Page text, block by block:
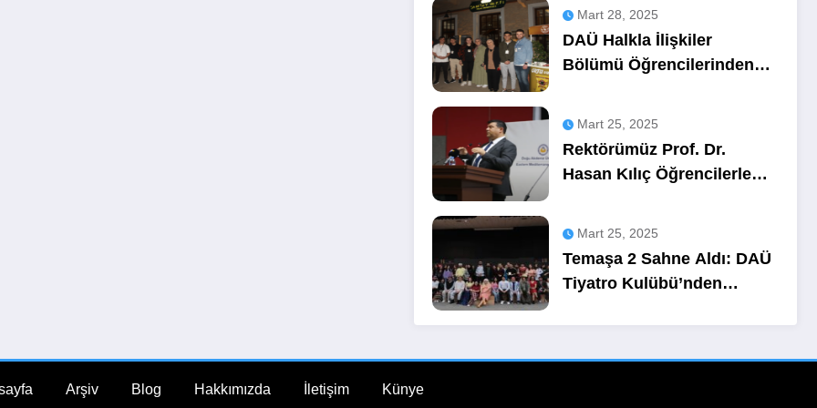
Mart 28, 2025
DAÜ Halkla İlişkiler
Bölümü Öğrencilerinden
Mart 25, 2025
Rektörümüz Prof. Dr.
Hasan Kılıç Öğrencilerle
Mart 25, 2025
Temaşa 2 Sahne Aldı: DAÜ
Tiyatro Kulübü’nden
Arşiv Blog Hakkımızda İletişim Künye